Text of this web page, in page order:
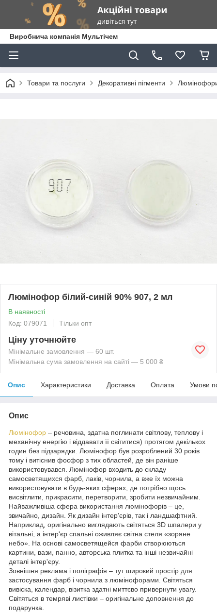
Виробнича компанія Мультічем
Товари та послуги Декоративні пігменти
Люмінофор білий-синій 90% 907, 2 мл
В наявності
Код: 079071
Тільки опт
Ціну уточнюйте
Мінімальне замовлення — 60 шт.
Мінімальна сума замовлення на сайті — 5 000 ₴
Опис Характеристики Доставка Оплата Умови
Опис
Люмінофор – речовина, здатна поглинати світлову, теплову і
механічну енергію і віддавати її світитися) протягом декількох
годин без підзарядки. Люмінофор був розроблений 30 років
тому і витіснив фосфор з тих областей, де він раніше
використовувався. Люмінофор входить до складу
самосветящихся фарб, лаків, чорнила, а вже їх можна
використовувати в будь-яких сферах, де потрібно щось
висвітлити, прикрасити, перетворити, зробити незвичайним.
Найважливіша сфера використання люмінофорів – це,
звичайно, дизайн. Як дизайн інтер'єрів, так і ландшафтний.
Наприклад, оригінально виглядають світяться 3D шпалери у
вітальні, а інтер'єр спальні оживляє світна стеля «зоряне
небо». На основі самосветящейся фарби створюються
картини, вази, панно, авторська плитка та інші незвичайні
деталі інтер'єру.
Зовнішня реклама і поліграфія – тут широкий простір для
застосування фарб і чорнила з люмінофорами. Світяться
вивіска, календар, візитка здатні миттєво привернути увагу.
Світяться в темряві листівки – оригінальне доповнення до
подарунка.